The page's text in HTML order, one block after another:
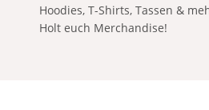
Hoodies, T-Shirts, Tassen &
Holt euch Merchandise!